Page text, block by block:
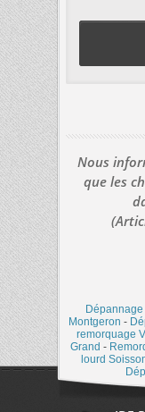
Nous
que les
Dépannage
Montgeron -
remorquage
Grand -
lourd